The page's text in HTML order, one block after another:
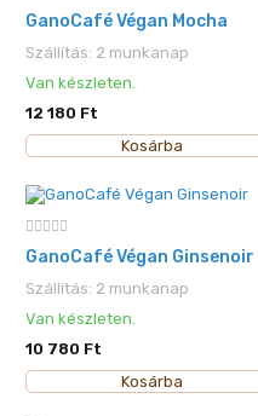
GanoCafé Végan Mocha
Szállítás: 2 munkanap
Van készleten.
12 180 Ft
Kosárba
GanoCafé Végan Ginsenoir
Szállítás: 2 munkanap
Van készleten.
10 780 Ft
Kosárba